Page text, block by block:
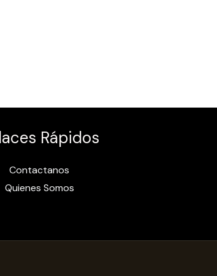
Rápidos
Contactanos
Quienes Somos